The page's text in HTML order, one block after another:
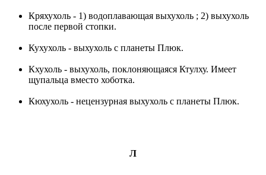
Кряхухоль - 1) водоплавающая выхухоль ; 2) выхухоль
после первой стопки.
Кухухоль - выхухоль с планеты Плюк.
Кхухоль - выхухоль, поклоняющаяся Ктулху. Имеет
щупальца вместо хоботка.
Кюхухоль - нецензурная выхухоль с планеты Плюк.
Л